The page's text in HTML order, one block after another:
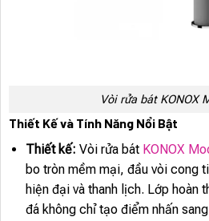
Vòi rửa bát KONOX
Thiết Kế và Tính Năng Nổi Bật
Thiết kế: Vòi rửa bátKONOX
bo tròn mềm mại, đầu vòi cong
hiện đại và thanh lịch. Lớp hoàn
đá không chỉ tạo điểm nhấn